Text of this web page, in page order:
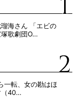
海さん 「エビの
歌劇団O…
一転、女の勘はほ
（40…